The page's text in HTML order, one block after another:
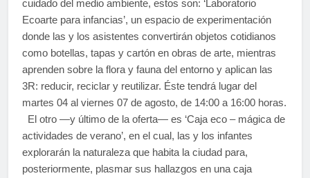
cuidado del medio ambiente, estos son: ‘Laboratorio
Ecoarte para infancias’, un espacio de experimentación
donde las y los asistentes convertirán objetos cotidianos
como botellas, tapas y cartón en obras de arte, mientras
aprenden sobre la flora y fauna del entorno y aplican las
3R: reducir, reciclar y reutilizar. Éste tendrá lugar del
martes 04 al viernes 07 de agosto, de 14:00 a 16:00 horas.
El otro —y último de la oferta— es ‘Caja eco – mágica de
actividades de verano’, en el cual, las y los infantes
explorarán la naturaleza que habita la ciudad para,
posteriormente, plasmar sus hallazgos en una caja